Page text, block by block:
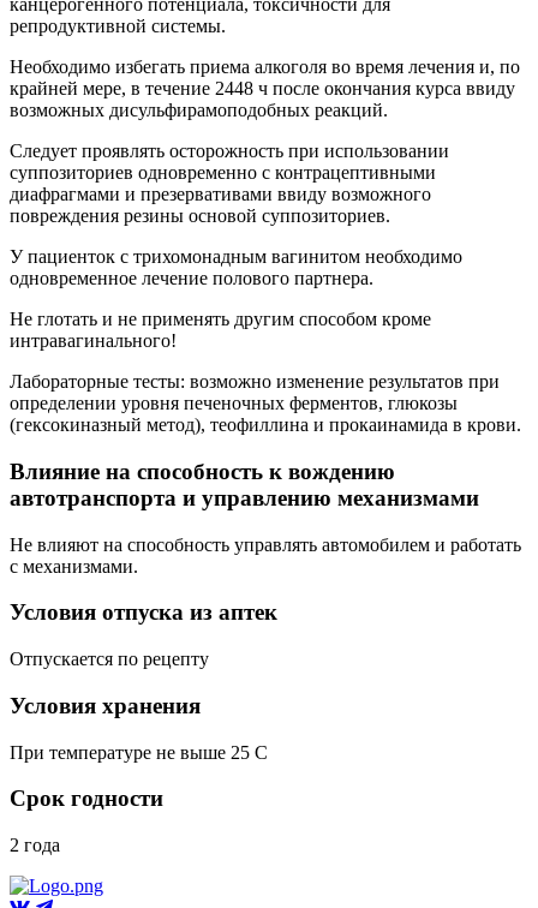
канцерогенного потенциала, токсичности для
репродуктивной системы.
Необходимо избегать приема алкоголя во время лечения и, по
крайней мере, в течение 2448 ч после окончания курса ввиду
возможных дисульфирамоподобных реакций.
Следует проявлять осторожность при использовании
суппозиториев одновременно с контрацептивными
диафрагмами и презервативами ввиду возможного
повреждения резины основой суппозиториев.
У пациенток с трихомонадным вагинитом необходимо
одновременное лечение полового партнера.
Не глотать и не применять другим способом кроме
интравагинального!
Лабораторные тесты: возможно изменение результатов при
определении уровня печеночных ферментов, глюкозы
(гексокиназный метод), теофиллина и прокаинамида в крови.
Влияние на способность к вождению
автотранспорта и управлению механизмами
Не влияют на способность управлять автомобилем и работать
с механизмами.
Условия отпуска из аптек
Отпускается по рецепту
Условия хранения
При температуре не выше 25 C
Срок годности
2 года